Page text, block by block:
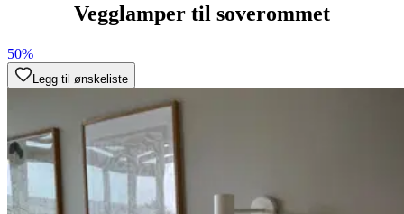
Vegglamper til soverommet
50%
Legg til ønskeliste